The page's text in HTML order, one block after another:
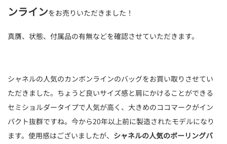
ンラインをお売りいただきました！
真贋、状態、付属品の有無などを確認させていただきます。
シャネルの人気のカンボンラインのバッグをお買い取りさせてい
ただきました。ちょうど良いサイズ感と肩にかけることができる
セミショルダータイプで人気が高く、大きめのココマークがイン
パクト抜群ですね。今から20年以上前に製造されたモデルになり
ます。使用感はございましたが、 シャネルの人気のボーリングバ